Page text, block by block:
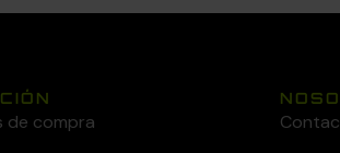
de compra